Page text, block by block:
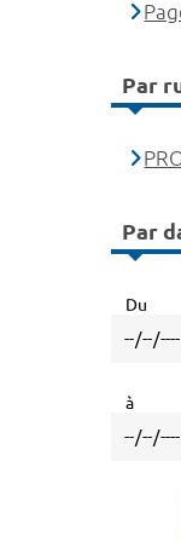
Par
Par
Du
à